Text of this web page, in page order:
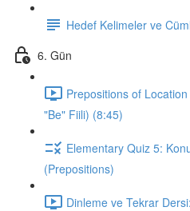
Hedef Kelimeler ve
6. Gün
Prepositions of
"Be" Fiili) (8:45)
Elementary Quiz 5:
(Prepositions)
Dinleme ve Tekrar